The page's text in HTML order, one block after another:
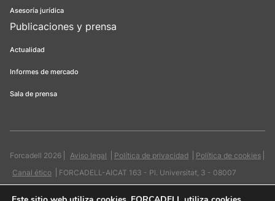
Asesoría jurídica
Publicaciones y prensa
Actualidad
Informes de mercado
Sala de prensa
Forcadell 2026 Aviso legal Política de privacidad
Política de cookies
Canal ético
FORCADELL-AICAT 163 - Pl. Universitat, 3 - 08007